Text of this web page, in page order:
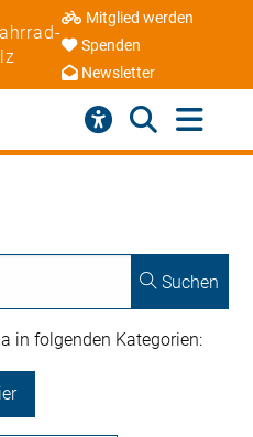
Mitglied werden
Spenden
Newsletter
Suchen
in folgenden Kategorien: